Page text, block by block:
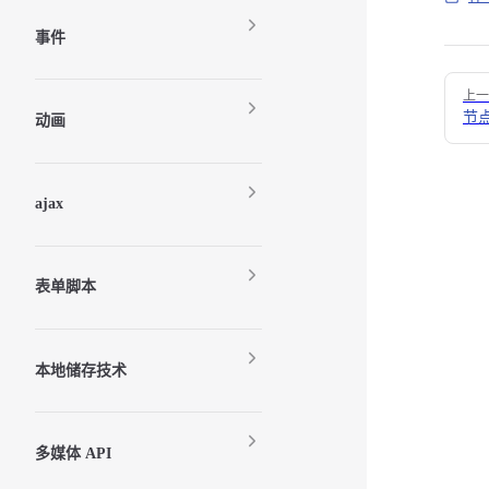
事件
动画
ajax
表单脚本
本地储存技术
多媒体 API
Pager
上
节